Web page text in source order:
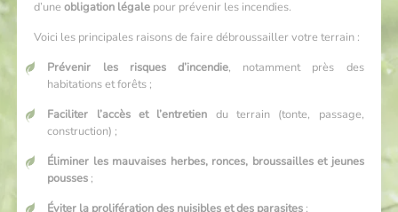
d’uneobligation légale pour prévenir les incendies.
Voici les principales raisons de faire débroussailler votre terrain :
Prévenir les risques d’incendie, notamment près des
habitations et forêts ;
Faciliter l’accès et l’entretien du terrain (tonte, passage,
construction) ;
Éliminer les mauvaises herbes, ronces, broussailles et jeunes
pousses ;
Éviter la prolifération des nuisibles et des parasites ;